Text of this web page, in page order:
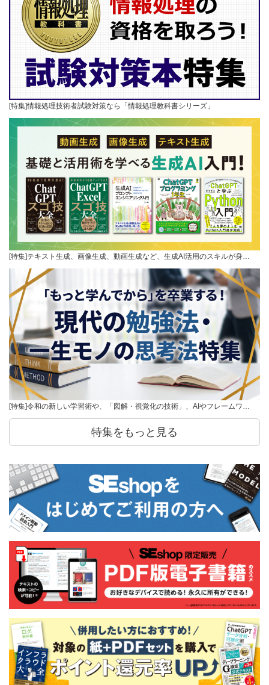
[特集]情報処理技術者試験対策なら「情報処理教科書シリーズ」
[特集]テキスト生成、画像生成、動画生成など、生成AI活用のスキルが身…
[特集]令和の新しい学習術や、「図解・視覚化の技術」、AIやフレームワ…
特集をもっと見る